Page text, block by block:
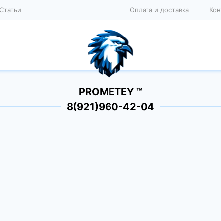
Статьи Оплата и доставка
PROMETEY ™
8(921)960-42-04